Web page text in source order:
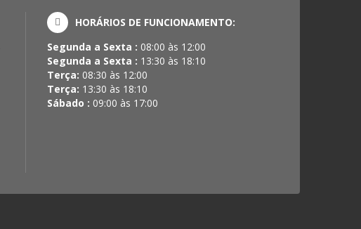
HORÁRIOS DE FUNCIONAMENTO:
Segunda a Sexta : 08:00 às 12:00
Segunda a Sexta : 13:30 às 18:10
Terça: 08:30 às 12:00
Terça: 13:30 às 18:10
Sábado : 09:00 às 17:00